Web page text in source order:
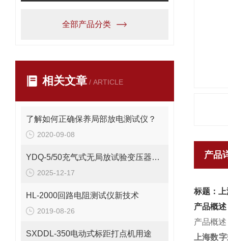
全部产品分类
相关文章 / ARTICLE
了解如何正确保养局部放电测试仪？
2020-09-08
YDQ-5/50充气式无局放试验变压器操作方法
2025-12-17
HL-2000回路电阻测试仪新技术
2019-08-26
SXDDL-350电动式标距打点机用途
产品
标题：
产品概述
产品概述
上海数